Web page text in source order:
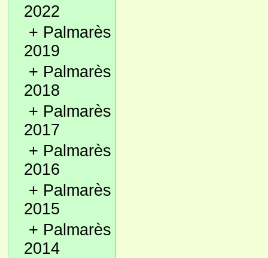
2022
+ Palmarès
2019
+ Palmarès
2018
+ Palmarès
2017
+ Palmarès
2016
+ Palmarès
2015
+ Palmarès
2014